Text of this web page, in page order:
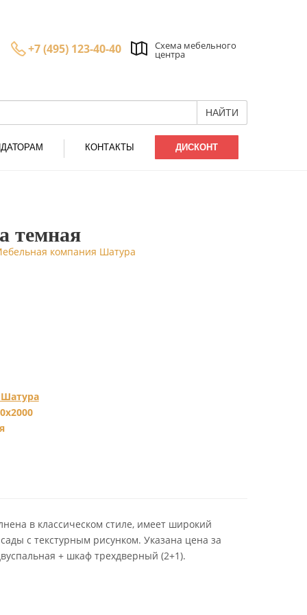
Схема мебельного
центра
+7 (495) 123-40-40
НАЙТИ
КОНТАКТЫ ДИСКОНТ
темная
компания Шатура
в классическом стиле, имеет широкий
с текстурным рисунком. Указана цена за
+ шкаф трехдверный (2+1).